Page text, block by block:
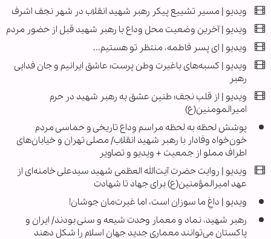
ویدیو | مسیر تشییع پیکر رهبر شهید انقلاب در شهر نجف اشرف
ویدیو | آخرین وضعیت محل وداع با رهبر شهید قبل از حضور مردم
ویدیو | ای پسر فاطمه، منتظر تو هستیم...
ویدیو | کسبه‌های باغیرت وطن پرست؛ عاشق ایرانیم و جان فدایی
رهبر
ویدیو | از قلب نجف؛ طنین عشق به رهبر شهید در حرم
امیرالمومنین(ع)
پوشش لحظه به لحظه مراسم وداع تاریخی و حماسی مردم
خون‌خواه وفادار با رهبر شهید انقلاب/ مصلی تهران و خیابان‌های
اطراف مملو از جمعیت + ویدیو و تصاویر
ویدیو | روایت حضرت آیت‌الله العظمی شهید سیدعلی خامنه‌ای از
عهد امیرالمؤمنین(ع) برای جهاد تا شهادت
ویدیو | داغِ ما سوزان است، اما غیرت‌مان جوشان!
رهبر شهید، نماد و معمار وحدت شیعه و سنی بودند/ ایران و
پاکستان می‌توانند معماری جدید جهان اسلام را شکل دهند